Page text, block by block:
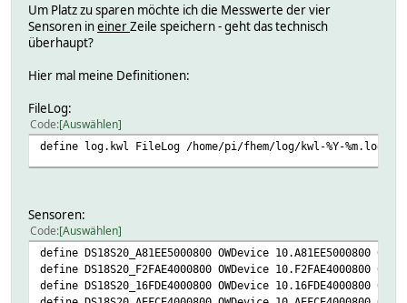
Um Platz zu sparen möchte ich die Messwerte der vier
Sensoren ineinerZeile speichern - geht das technisch
überhaupt?
Hier mal meine Definitionen:
FileLog:
Code Auswählen
define log.kwl FileLog /home/pi/fhem/log/kwl-%Y-%m.log
Sensoren:
Code Auswählen
define DS18S20_A81EE5000800 OWDevice 10.A81EE5000800 60
define DS18S20_F2FAE4000800 OWDevice 10.F2FAE4000800 60
define DS18S20_16FDE4000800 OWDevice 10.16FDE4000800 60